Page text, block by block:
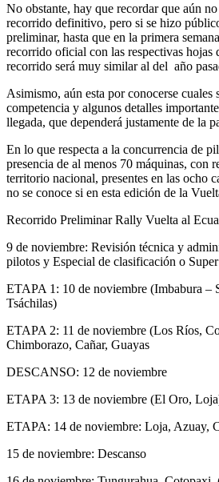
No obstante, hay que recordar que aún
recorrido definitivo, pero si se hizo
preliminar, hasta que en la primera
recorrido oficial con las respectivas hojas
recorrido será muy similar al del año
Asimismo, aún esta por conocerse cuales
competencia y algunos detalles
llegada, que dependerá justamente de la
En lo que respecta a la concurrencia de
presencia de al menos 70 máquinas, con
territorio nacional, presentes en las ocho
no se conoce si en esta edición de la
Recorrido Preliminar Rally Vuelta al
9 de noviembre: Revisión técnica y
pilotos y Especial de clasificación o
ETAPA 1: 10 de noviembre (Imbabura –
Tsáchilas)
ETAPA 2: 11 de noviembre (Los Ríos,
Chimborazo, Cañar, Guayas
DESCANSO: 12 de noviembre
ETAPA 3: 13 de noviembre (El Oro,
ETAPA: 14 de noviembre: Loja, Azuay,
15 de noviembre: Descanso